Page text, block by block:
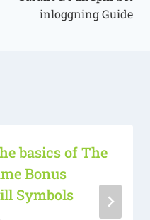
inloggning Guide
basics of The
Bonus
Symbols